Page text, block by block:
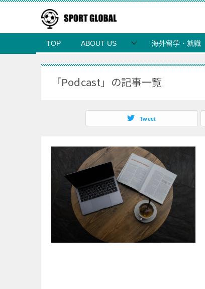
TOP ABOUT US 海外留学・就職
「Podcast」の記事一覧
Tweet